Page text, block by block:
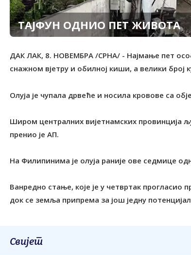
ТАЈФУН ОДНИО ПЕТ ЖИВОТА
ДАК ЛАК, 8. НОВЕМБРА /СРНА/ - Најмање пет
снажном вјетру и обилној киши, а велики
Олуја је чупала дрвеће и носила кровове са
Широм централних вијетнамских провинција
пренио је АП.
На Филипинима је олуја раније ове седмице
Ванредно стање, које је у четвртак
док се земља припрема за још једну
Свијет